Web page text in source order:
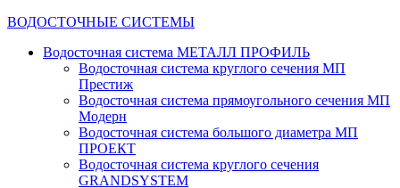
ВОДОСТОЧНЫЕ СИСТЕМЫ
Водосточная система МЕТАЛЛ ПРОФИЛЬ
Водосточная система круглого сечения МП
Престиж
Водосточная система прямоугольного сечения МП
Модерн
Водосточная система большого диаметра МП
ПРОЕКТ
Водосточная система круглого сечения
GRANDSYSTEM